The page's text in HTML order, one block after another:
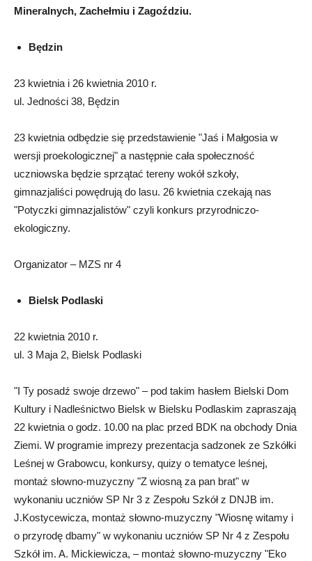
Mineralnych, Zachełmiu i Zagoździu.
Będzin
23 kwietnia i 26 kwietnia 2010 r.
ul. Jedności 38, Będzin
23 kwietnia odbędzie się przedstawienie "Jaś i Małgosia w
wersji proekologicznej" a następnie cała społeczność
uczniowska będzie sprzątać tereny wokół szkoły,
gimnazjaliści powędrują do lasu. 26 kwietnia czekają nas
"Potyczki gimnazjalistów" czyli konkurs przyrodniczo-
ekologiczny.
Organizator – MZS nr 4
Bielsk Podlaski
22 kwietnia 2010 r.
ul. 3 Maja 2, Bielsk Podlaski
"I Ty posadź swoje drzewo" – pod takim hasłem Bielski Dom
Kultury i Nadleśnictwo Bielsk w Bielsku Podlaskim zapraszają
22 kwietnia o godz. 10.00 na plac przed BDK na obchody Dnia
Ziemi. W programie imprezy prezentacja sadzonek ze Szkółki
Leśnej w Grabowcu, konkursy, quizy o tematyce leśnej,
montaż słowno-muzyczny "Z wiosną za pan brat" w
wykonaniu uczniów SP Nr 3 z Zespołu Szkół z DNJB im.
J.Kostycewicza, montaż słowno-muzyczny "Wiosnę witamy i
o przyrodę dbamy" w wykonaniu uczniów SP Nr 4 z Zespołu
Szkół im. A. Mickiewicza, – montaż słowno-muzyczny "Eko